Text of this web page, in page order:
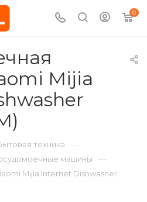
0
Mijia
техника —
машины —
Mijia Internet Dishwasher